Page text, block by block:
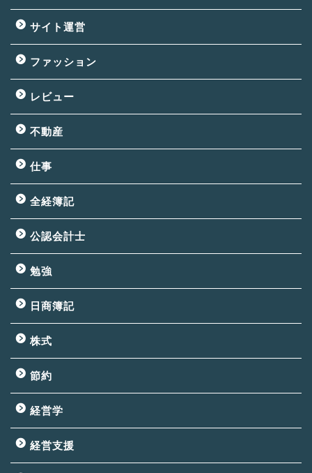
サイト運営
ファッション
レビュー
不動産
仕事
全経簿記
公認会計士
勉強
日商簿記
株式
節約
経営学
経営支援